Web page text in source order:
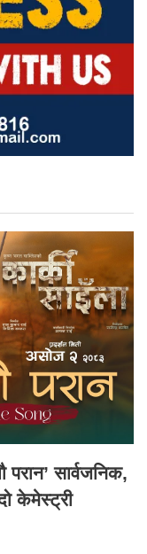
परान’ सार्वजनिक,
केमेस्ट्री